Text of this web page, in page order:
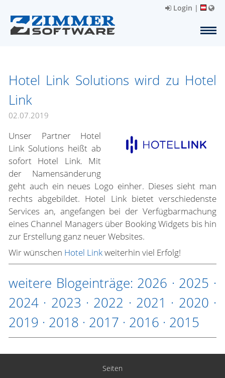
Login |
Hotel Link Solutions wird zu Hotel
Link
02.07.2019
Unser Partner Hotel
Link Solutions heißt ab
sofort Hotel Link. Mit
der Namensänderung
geht auch ein neues Logo einher. Dieses sieht man
rechts abgebildet. Hotel Link bietet verschiedenste
Services an, angefangen bei der Verfügbarmachung
eines Channel Managers über Booking Widgets bis hin
zur Erstellung ganz neuer Websites.
Wir wünschen Hotel Linkweiterhin viel Erfolg!
weitere Blogeinträge: 2026 · 2025 ·
2024 · 2023 · 2022 · 2021 · 2020 ·
2019 · 2018 · 2017 · 2016 · 2015
Seiten